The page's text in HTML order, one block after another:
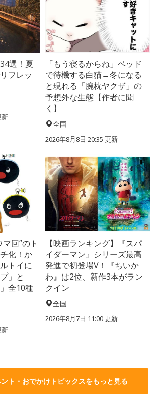
選！夏
フレッ
新
「もう寝るからね」ベッド
で待機する白猫→冬になる
と現れる「腕枕ヤクザ」の
予想外な生態【作者に聞
く】
全国
2026年8月8日 20:35 更新
回”のト
化！か
トイに
」と
全10種
新
【映画ランキング】『スパ
イダーマン』シリーズ最高
発進で初登場V！『ちいか
わ』は2位、新作3本がラン
クイン
全国
2026年8月7日 11:00更新
ト・おでかけトピックスをもっと見る